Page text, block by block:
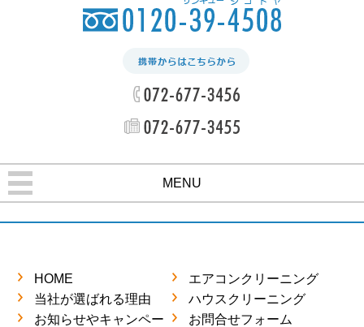
MENU
HOME
エアコンクリーニング
当社が選ばれる理由
ハウスクリーニング
お知らせやキャンペー
お問合せフォーム